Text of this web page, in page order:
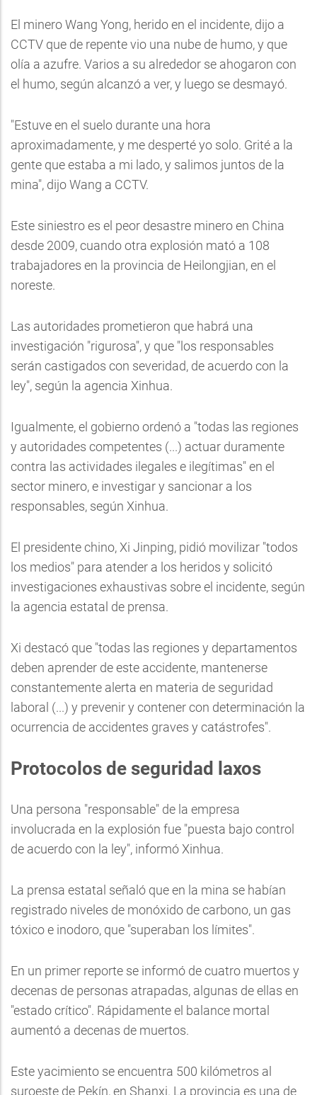
El minero Wang Yong, herido en el incidente, dijo a
CCTV que de repente vio una nube de humo, y que
olía a azufre. Varios a su alrededor se ahogaron con
el humo, según alcanzó a ver, y luego se desmayó.
"Estuve en el suelo durante una hora
aproximadamente, y me desperté yo solo. Grité a la
gente que estaba a mi lado, y salimos juntos de la
mina", dijo Wang a CCTV.
Este siniestro es el peor desastre minero en China
desde 2009, cuando otra explosión mató a 108
trabajadores en la provincia de Heilongjian, en el
noreste.
Las autoridades prometieron que habrá una
investigación "rigurosa", y que "los responsables
serán castigados con severidad, de acuerdo con la
ley", según la agencia Xinhua.
Igualmente, el gobierno ordenó a "todas las regiones
y autoridades competentes (...) actuar duramente
contra las actividades ilegales e ilegítimas" en el
sector minero, e investigar y sancionar a los
responsables, según Xinhua.
El presidente chino, Xi Jinping, pidió movilizar "todos
los medios" para atender a los heridos y solicitó
investigaciones exhaustivas sobre el incidente, según
la agencia estatal de prensa.
Xi destacó que "todas las regiones y departamentos
deben aprender de este accidente, mantenerse
constantemente alerta en materia de seguridad
laboral (...) y prevenir y contener con determinación la
ocurrencia de accidentes graves y catástrofes".
Protocolos de seguridad laxos
Una persona "responsable" de la empresa
involucrada en la explosión fue "puesta bajo control
de acuerdo con la ley", informó Xinhua.
La prensa estatal señaló que en la mina se habían
registrado niveles de monóxido de carbono, un gas
tóxico e inodoro, que "superaban los límites".
En un primer reporte se informó de cuatro muertos y
decenas de personas atrapadas, algunas de ellas en
"estado crítico". Rápidamente el balance mortal
aumentó a decenas de muertos.
Este yacimiento se encuentra 500 kilómetros al
suroeste de Pekín, en Shanxi. La provincia es una de